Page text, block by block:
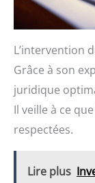
L’intervention
Grâce à son
juridique
Il veille à ce
respectées.
Lire plus